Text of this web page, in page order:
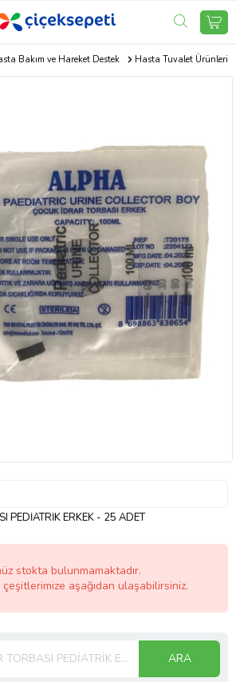
Bakım ve Hareket Destek Hasta Tuvalet Ürünleri
PEDİATRİK ERKEK - 25 ADET
stokta bulunmamaktadır.
çeşitlerimize aşağıdan ulaşabilirsiniz.
ARA